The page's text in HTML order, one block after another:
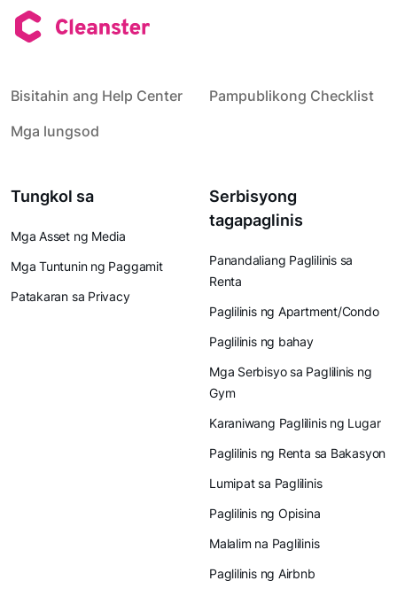
Bisitahin ang Help Center
Pampublikong Checklist
Mga lungsod
Tungkol sa
Mga Asset ng Media
Mga Tuntunin ng Paggamit
Patakaran sa Privacy
Serbisyong
tagapaglinis
Panandaliang Paglilinis sa
Renta
Paglilinis ng Apartment/Condo
Paglilinis ng bahay
Mga Serbisyo sa Paglilinis ng
Gym
Karaniwang Paglilinis ng Lugar
Paglilinis ng Renta sa Bakasyon
Lumipat sa Paglilinis
Paglilinis ng Opisina
Malalim na Paglilinis
Paglilinis ng Airbnb